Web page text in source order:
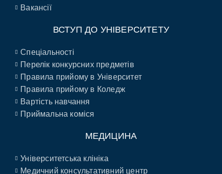
Вакансії
ВСТУП ДО УНІВЕРСИТЕТУ
Спеціальності
Перелік конкурсних предметів
Правила прийому в Університет
Правила прийому в Коледж
Вартість навчання
Приймальна коміся
МЕДИЦИНА
Університетська клініка
Медичний консультативний центр